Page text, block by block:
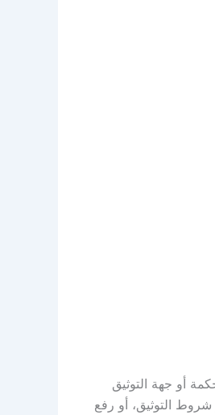
أو جهة التوثيق
التوثيق، أو رفع